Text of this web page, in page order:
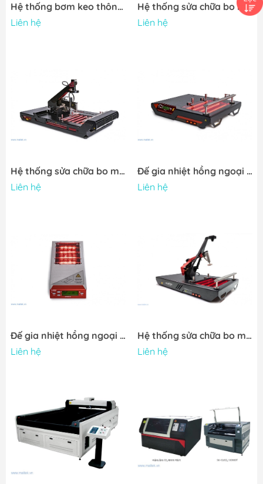
Hệ thống bơm keo thông minh Martin SMART DISPENSE 06 DP
Liên hệ
Hệ thống sửa chữa bo mạch Martin EXPERT 10.6 HXV
Liên hệ
Hệ thống sửa chữa bo mạch Martin EXPERT 10.6 HV
Liên hệ
Đế gia nhiệt hồng ngoại HOTBEAM 05
Liên hệ
Đế gia nhiệt hồng ngoại HOTBEAM 04
Liên hệ
Hệ thống sửa chữa bo mạch MARTIN EXPERT 05.6 IXH
Liên hệ